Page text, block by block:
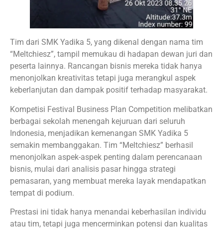
Tim dari SMK Yadika 5, yang dikenal dengan nama tim
“Meltchiesz”, tampil memukau di hadapan dewan juri dan
peserta lainnya. Rancangan bisnis mereka tidak hanya
menonjolkan kreativitas tetapi juga merangkul aspek
keberlanjutan dan dampak positif terhadap masyarakat.
Kompetisi Festival Business Plan Competition melibatkan
berbagai sekolah menengah kejuruan dari seluruh
Indonesia, menjadikan kemenangan SMK Yadika 5
semakin membanggakan. Tim “Meltchiesz” berhasil
menonjolkan aspek-aspek penting dalam perencanaan
bisnis, mulai dari analisis pasar hingga strategi
pemasaran, yang membuat mereka layak mendapatkan
tempat di podium.
Prestasi ini tidak hanya menandai keberhasilan individu
atau tim, tetapi juga mencerminkan potensi dan kualitas